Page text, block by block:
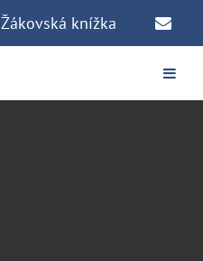
Žákovská knížka